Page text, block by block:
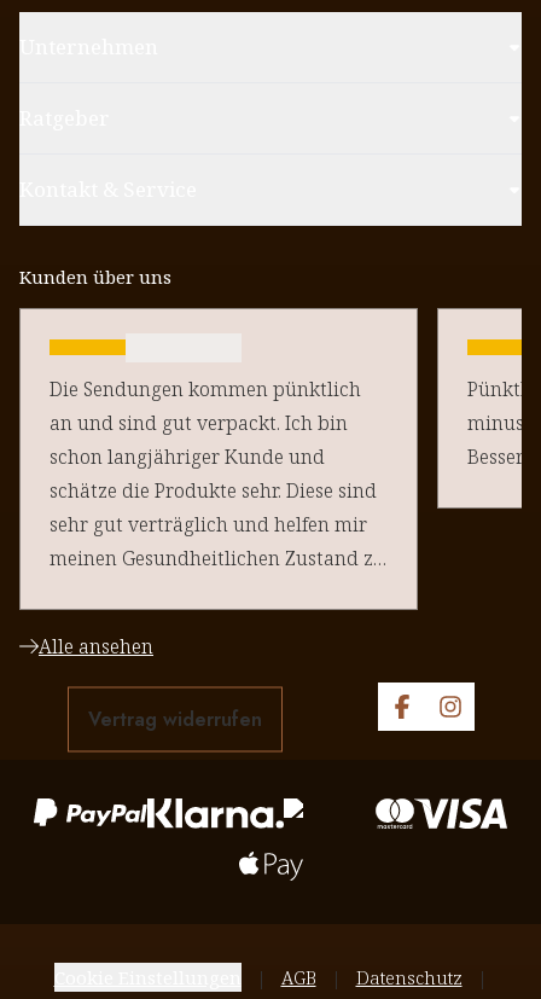
Kunden über uns
Die Sendungen kommen pünktlich
an und sind gut verpackt. Ich bin
schon langjähriger Kunde und
schätze die Produkte sehr. Diese sind
sehr gut verträglich und helfen mir
meinen Gesundheitlichen Zustand zu
Pünktlich
minus
Alle ansehen
Vertrag widerrufen
AGB Datenschutz